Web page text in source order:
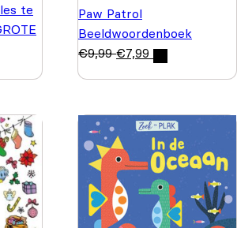
te
Paw Patrol
Beeldwoordenboek
€9,99 €7,99